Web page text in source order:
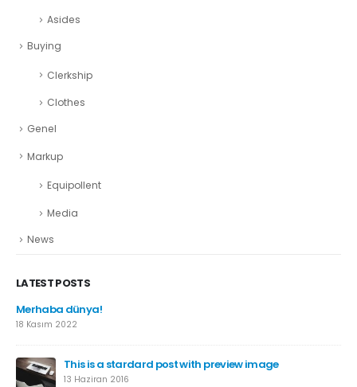
Asides
Buying
Clerkship
Clothes
Genel
Markup
Equipollent
Media
News
LATEST POSTS
Merhaba dünya!
18 Kasım 2022
This is a stardard post with preview image
13 Haziran 2016